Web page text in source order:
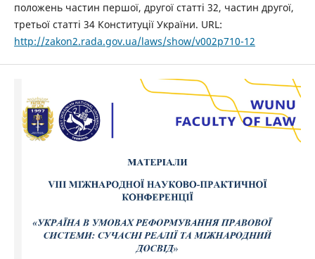
положень частин першої, другої статті 32, частин другої,
третьої статті 34 Конституції України. URL:
http://zakon2.rada.gov.ua/laws/show/v002p710-12